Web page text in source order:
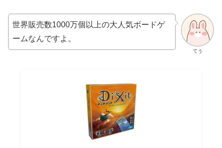
てう
世界販売数1000万個以上の大人気ボードゲ
ームなんですよ。